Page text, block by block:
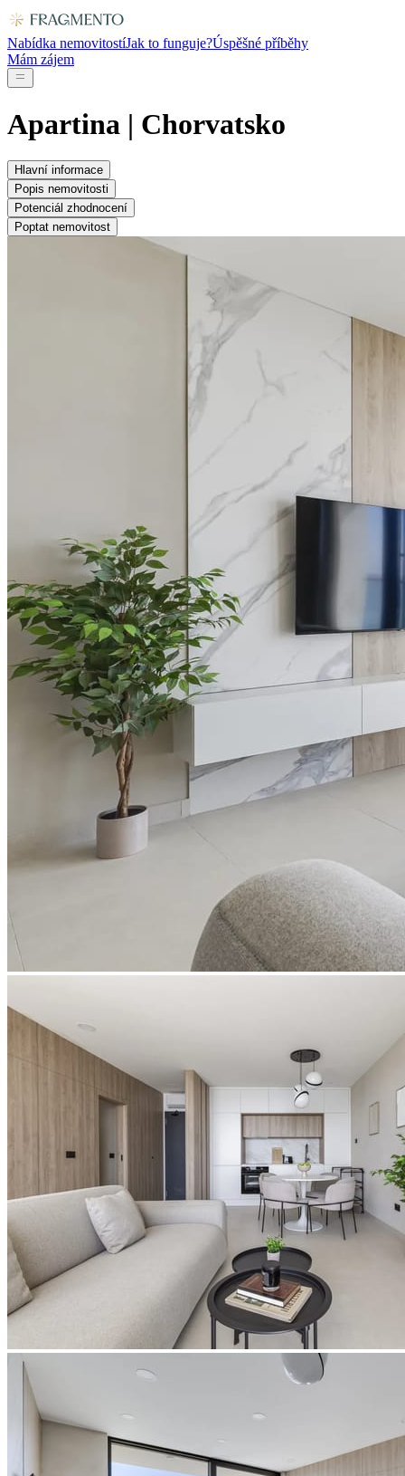
Nabídka nemovitostíJak to funguje?Úspěšné příběhy
Mám zájem
Apartina | Chorvatsko
Hlavní informace
Popis nemovitosti
Potenciál zhodnocení
Poptat nemovitost